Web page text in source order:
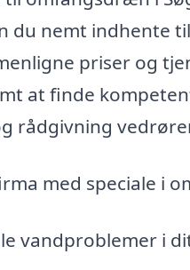
du nemt indhente
priser og
at finde
rådgivning
med speciale i
vandproblemer i